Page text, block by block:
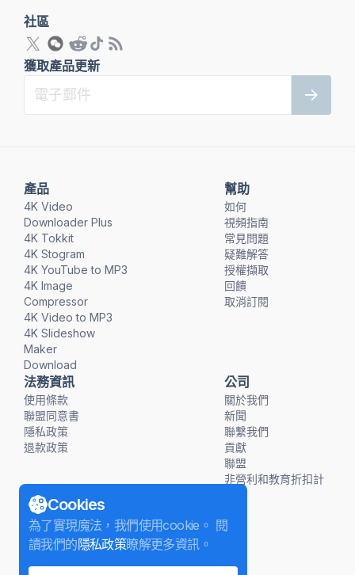
產品
4K Video
Downloader Plus
4K Tokkit
4K Stogram
4K YouTube to MP3
4K Image
Compressor
4K Video to MP3
4K Slideshow
Maker
Download
幫助
如何
視頻指南
常見問題
疑難解答
授權擷取
回饋
取消訂閱
法務資訊
使用條款
聯盟同意書
隱私政策
退款政策
公司
關於我們
新聞
聯繫我們
貢獻
聯盟
非營利和教育折扣計
社區
獲取產品更新
Cookies
為了實現魔法，我們使用cookie。 閱
讀我們的隱私政策瞭解更多資訊。